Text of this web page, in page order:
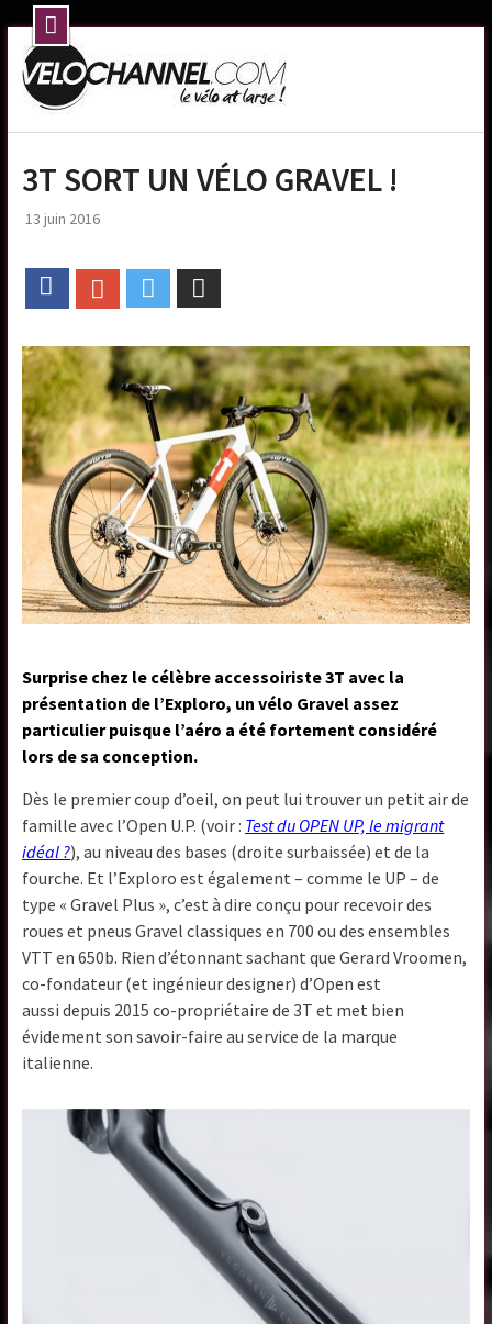
Skip
to
content
3T SORT UN VÉLO GRAVEL !
13 juin 2016
FacebookGoogle+
Surprise chez le célèbre accessoiriste 3T avec la
présentation de l’Exploro, un vélo Gravel assez
particulier puisque l’aéro a été fortement considéré
lors de sa conception.
Dès le premier coup d’oeil, on peut lui trouver un petit air de
famille avec l’Open U.P. (voir : Test du OPEN UP, le migrant
idéal ?), au niveau des bases (droite surbaissée) et de la
fourche. Et l’Exploro est également – comme le UP – de
type « Gravel Plus », c’est à dire conçu pour recevoir des
roues et pneus Gravel classiques en 700 ou des ensembles
VTT en 650b. Rien d’étonnant sachant que Gerard Vroomen,
co-fondateur (et ingénieur designer) d’Open est
aussi depuis 2015 co-propriétaire de 3T et met bien
évidement son savoir-faire au service de la marque
italienne.